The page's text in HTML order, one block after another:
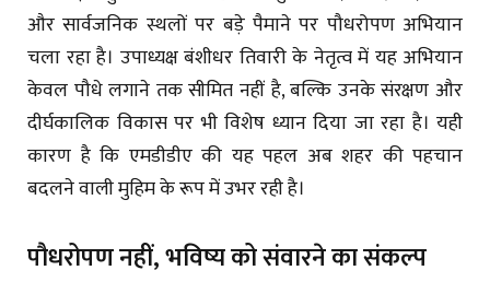
और सार्वजनिक स्थलों पर बड़े पैमाने पर पौधरोपण अभियान
चला रहा है। उपाध्यक्ष बंशीधर तिवारी के नेतृत्व में यह अभियान
केवल पौधे लगाने तक सीमित नहीं है, बल्कि उनके संरक्षण और
दीर्घकालिक विकास पर भी विशेष ध्यान दिया जा रहा है। यही
कारण है कि एमडीडीए की यह पहल अब शहर की पहचान
बदलने वाली मुहिम के रूप में उभर रही है।
पौधरोपण नहीं, भविष्य को संवारने का संकल्प